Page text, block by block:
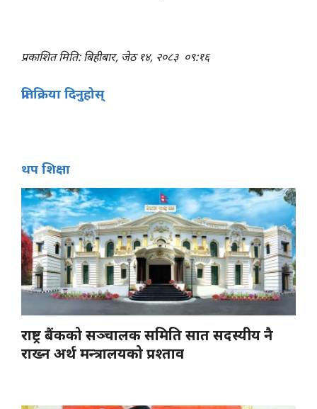
प्रकाशित मिति: बिहीबार, जेठ १४, २०८३ ०९:१६
प्रतिक्रिया दिनुहोस्
थप शिक्षा
राष्ट्र बैंकको सञ्चालक समिति सात सदस्यीय नै
राख्न अर्थ मन्त्रालयको प्रश्ताव